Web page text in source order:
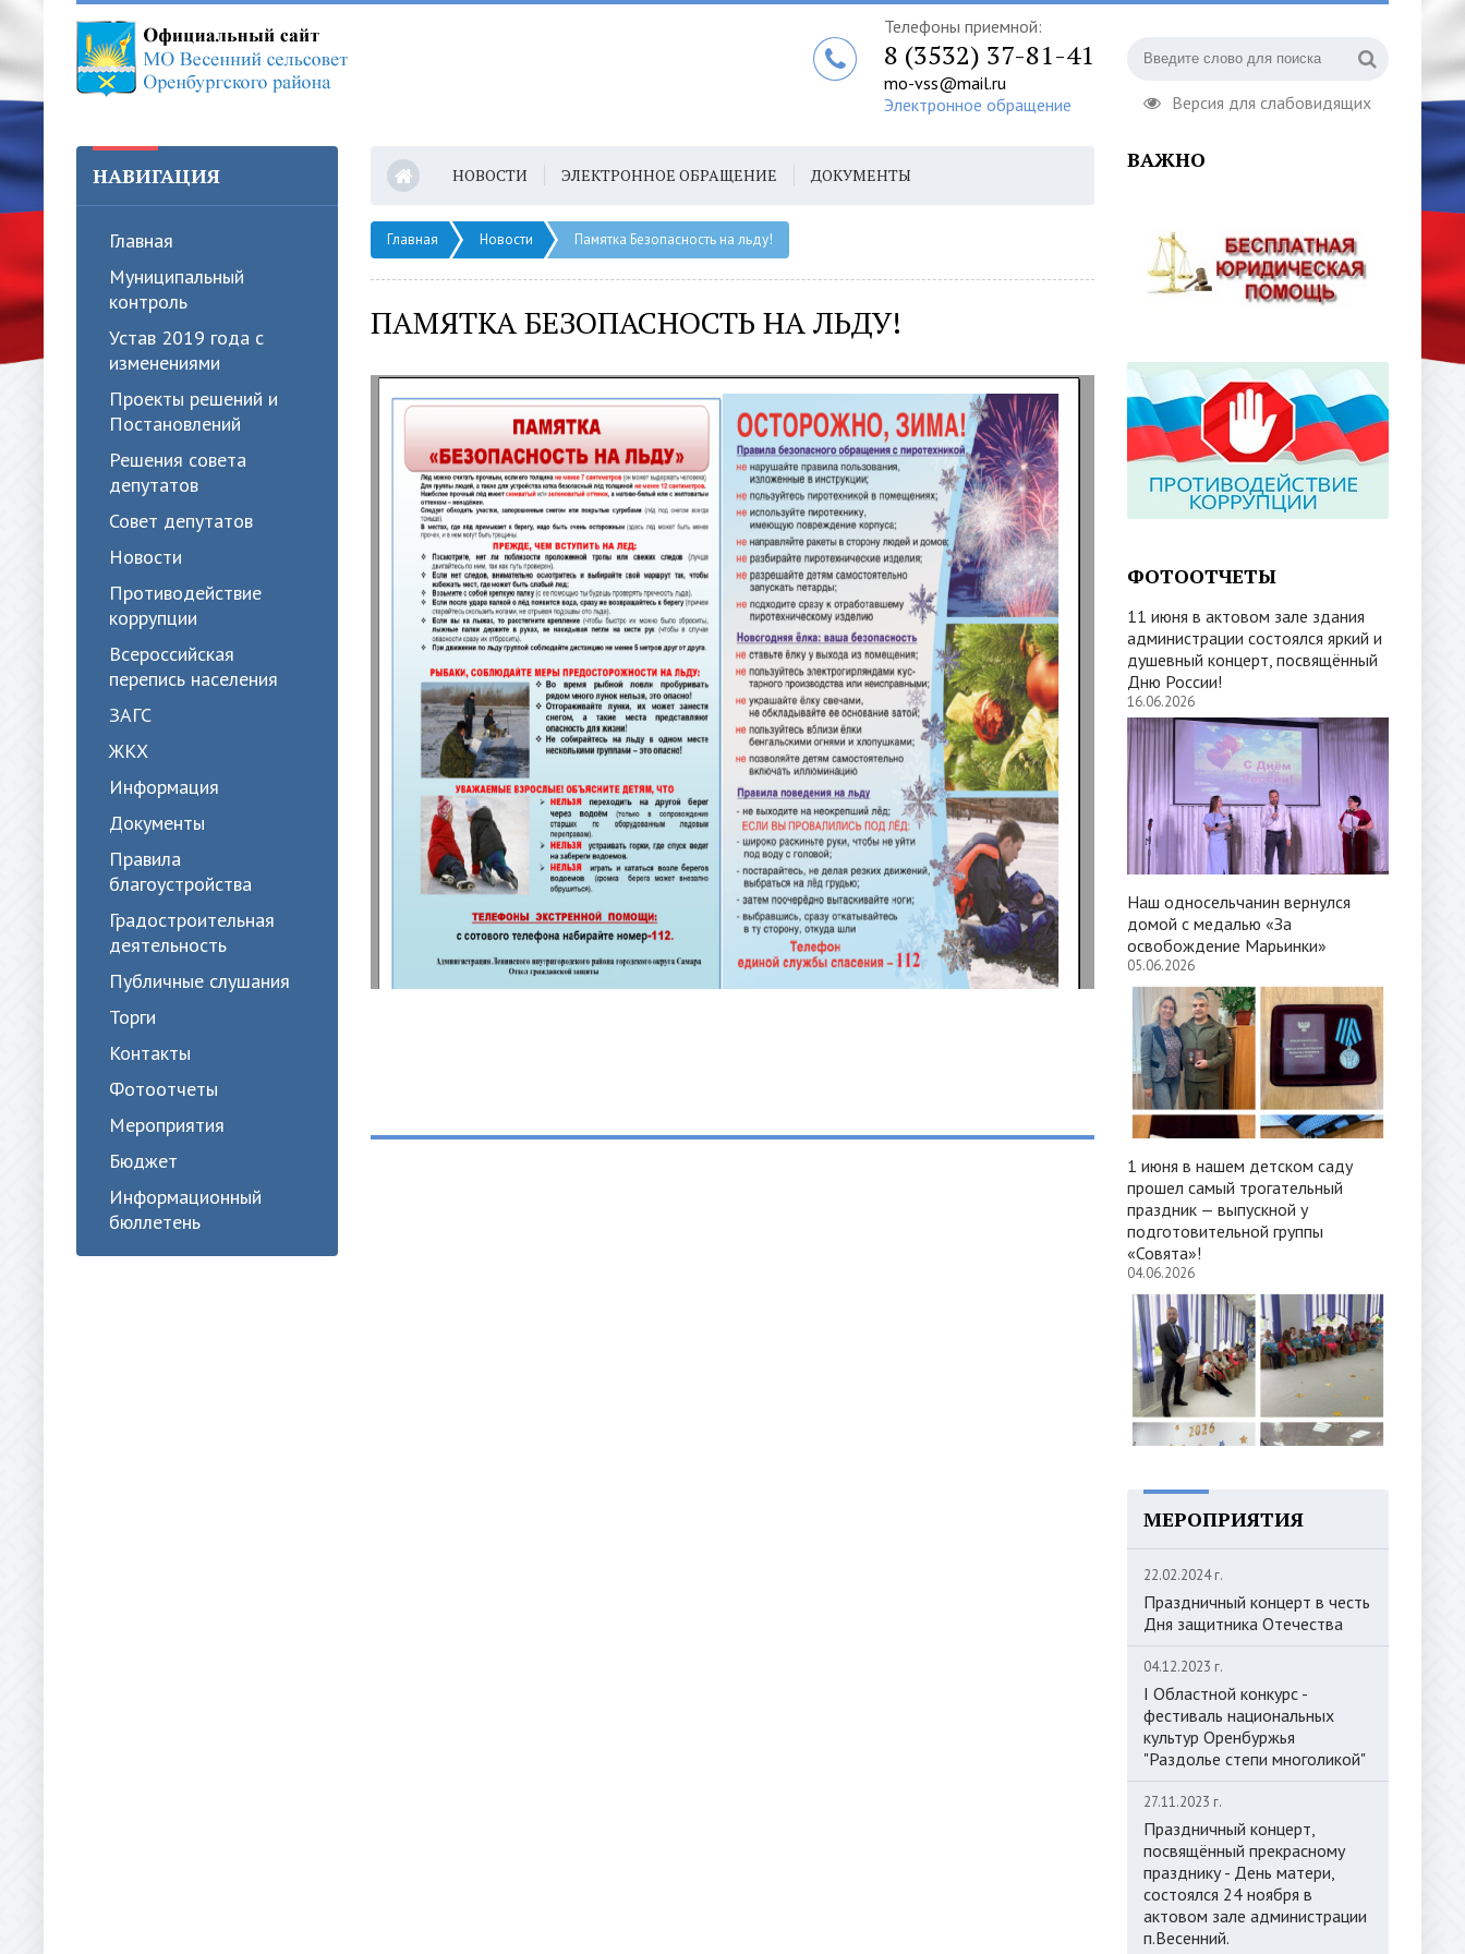
Версия для слабовидящих
Телефоны приемной:
8 (3532) 37-81-41
mo-vss@mail.ru
Электронное обращение
НАВИГАЦИЯ
Главная
Муниципальный
контроль
Устав 2019 года с
изменениями
Проекты решений и
Постановлений
Решения совета
депутатов
Совет депутатов
Новости
Противодействие
коррупции
Всероссийская
перепись населения
ЗАГС
ЖКХ
Информация
Документы
Правила
благоустройства
Градостроительная
деятельность
Публичные слушания
Торги
Контакты
Фотоотчеты
Мероприятия
Бюджет
Информационный
бюллетень
НОВОСТИ ЭЛЕКТРОННОЕ ОБРАЩЕНИЕ ДОКУМЕНТЫ
Главная Новости Памятка Безопасность на льду!
ПАМЯТКА БЕЗОПАСНОСТЬ НА ЛЬДУ!
ВАЖНО
ФОТООТЧЕТЫ
11 июня в актовом зале здания
администрации состоялся яркий и
душевный концерт, посвящённый
Дню России!
16.06.2026
Наш односельчанин вернулся
домой с медалью «За
освобождение Марьинки»
05.06.2026
1 июня в нашем детском саду
прошел самый трогательный
праздник — выпускной у
подготовительной группы
«Совята»!
04.06.2026
МЕРОПРИЯТИЯ
22.02.2024 г.
Праздничный концерт в честь
Дня защитника Отечества
04.12.2023 г.
I Областной конкурс -
фестиваль национальных
культур Оренбуржья
"Раздолье степи многоликой"
27.11.2023 г.
Праздничный концерт,
посвящённый прекрасному
празднику - День матери,
состоялся 24 ноября в
актовом зале администрации
п.Весенний.